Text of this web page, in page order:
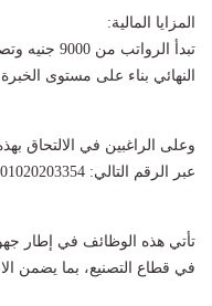
المزايا المالية:
النهائي بناء على مستوى
وعلى الراغبين في الالتحاق
عبر الرقم التالي: 01020203354.
تأتي هذه الوظائف في إطار
في قطاع التصنيع، بما يضمن